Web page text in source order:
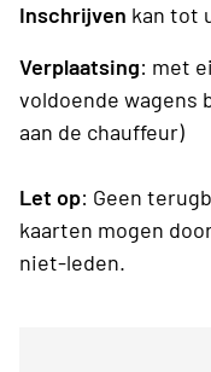
Inschrijven kan tot
Verplaatsing: met
voldoende wagens
aan de chauffeur)
Let op: Geen
kaarten mogen
niet-leden.